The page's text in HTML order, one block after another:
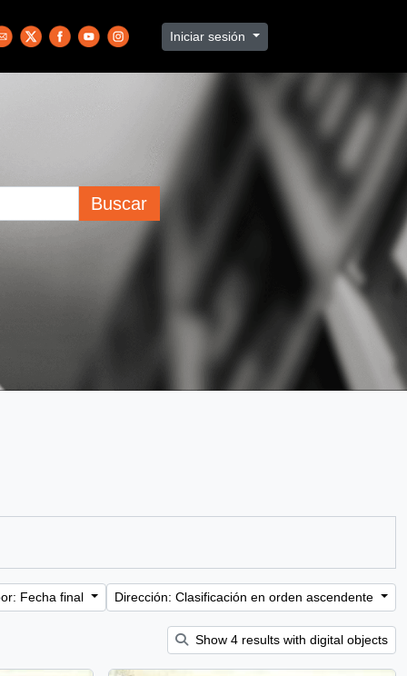
Iniciar sesión
Buscar
Fecha final Dirección: Clasificación en orden ascendente
Show 4 results with digital objects